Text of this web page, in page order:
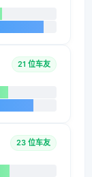
21 位车友
23 位车友